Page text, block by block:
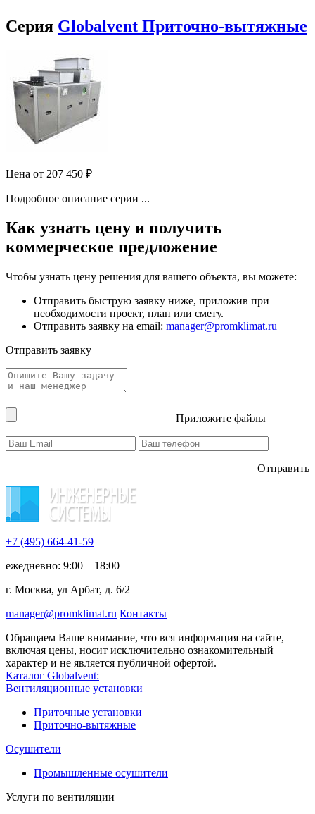
Серия Globalvent Приточно-вытяжные
Цена от 207 450 ₽
Подробное описание серии ...
Как узнать цену и получить
коммерческое предложение
Чтобы узнать цену решения для вашего объекта, вы можете:
Отправить быструю заявку ниже, приложив при
необходимости проект, план или смету.
Отправить заявку на email: manager@promklimat.ru
Отправить заявку
Приложите файлы
Отправить
+7 (495) 664-41-59
ежедневно: 9:00 – 18:00
г. Москва, ул Арбат, д. 6/2
manager@promklimat.ru Контакты
Обращаем Ваше внимание, что вся информация на сайте,
включая цены, носит исключительно ознакомительный
характер и не является публичной офертой.
Каталог Globalvent:
Вентиляционные установки
Приточные установки
Приточно-вытяжные
Осушители
Промышленные осушители
Услуги по вентиляции